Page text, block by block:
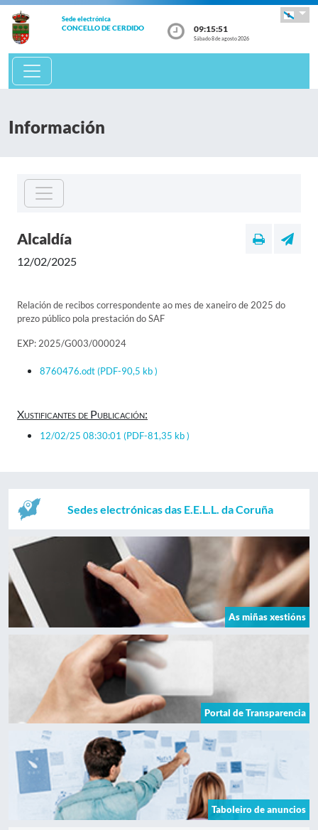
Sede electrónica
CONCELLO DE CERDIDO 09:15:51
Sábado 8 de agosto 2026
Información
Alcaldía
12/02/2025
Relación de recibos correspondente ao mes de xaneiro de 2025 do
prezo público pola prestación do SAF
EXP: 2025/G003/000024
8760476.odt(PDF-90,5 kb )
Xustificantes de Publicación:
12/02/25 08:30:01 (PDF-81,35 kb )
Sedes electrónicas das E.E.L.L. da Coruña
As miñas xestións
Portal de Transparencia
Taboleiro de anuncios